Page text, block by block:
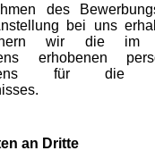
des
bei uns
wir die im
erhobenen
für die
an Dritte